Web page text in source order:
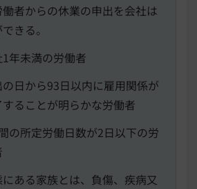
者からの休業の申出を会社は
きる。
未満の労働者
から93日以内に雇用関係が
することが明らかな労働者
所定労働日数が2日以下の労
ある家族とは、負傷、疾病又